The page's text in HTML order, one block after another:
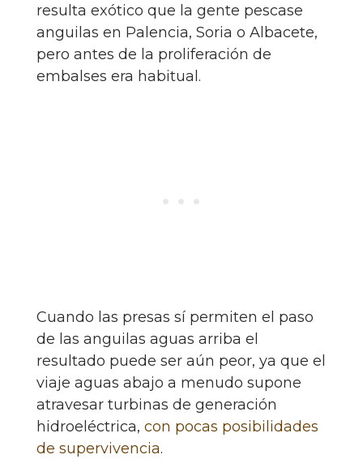
resulta exótico que la gente pescase
anguilas en Palencia, Soria o Albacete,
pero antes de la proliferación de
embalses era habitual.
Cuando las presas sí permiten el paso
de las anguilas aguas arriba el
resultado puede ser aún peor, ya que el
viaje aguas abajo a menudo supone
atravesar turbinas de generación
hidroeléctrica, con pocas posibilidades
de supervivencia.